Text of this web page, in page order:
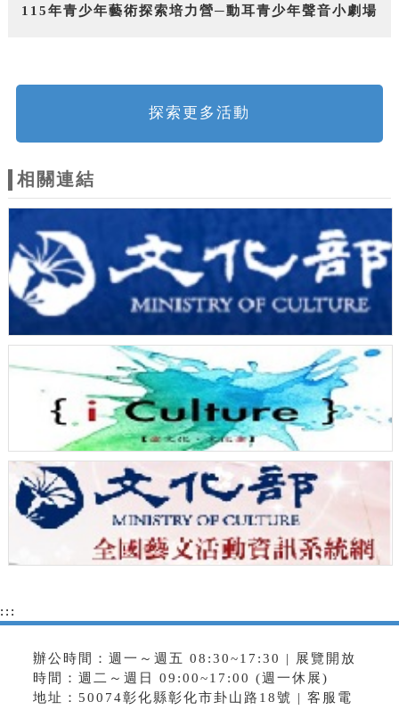
115年青少年藝術探索培力營─動耳青少年聲音小劇場
探索更多活動
相關連結
:::
辦公時間：週一～週五 08:30~17:30 | 展覽開放
時間：週二～週日 09:00~17:00 (週一休展)
地址：50074彰化縣彰化市卦山路18號 | 客服電